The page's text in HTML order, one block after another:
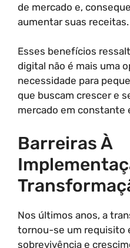
de mercado e,
aumentar suas receitas.
Esses benefícios
digital não é mais uma
necessidade para
que buscam crescer e
mercado em constante
Barreiras À
Nos últimos anos, a
tornou-se um requisito
sobrevivência e